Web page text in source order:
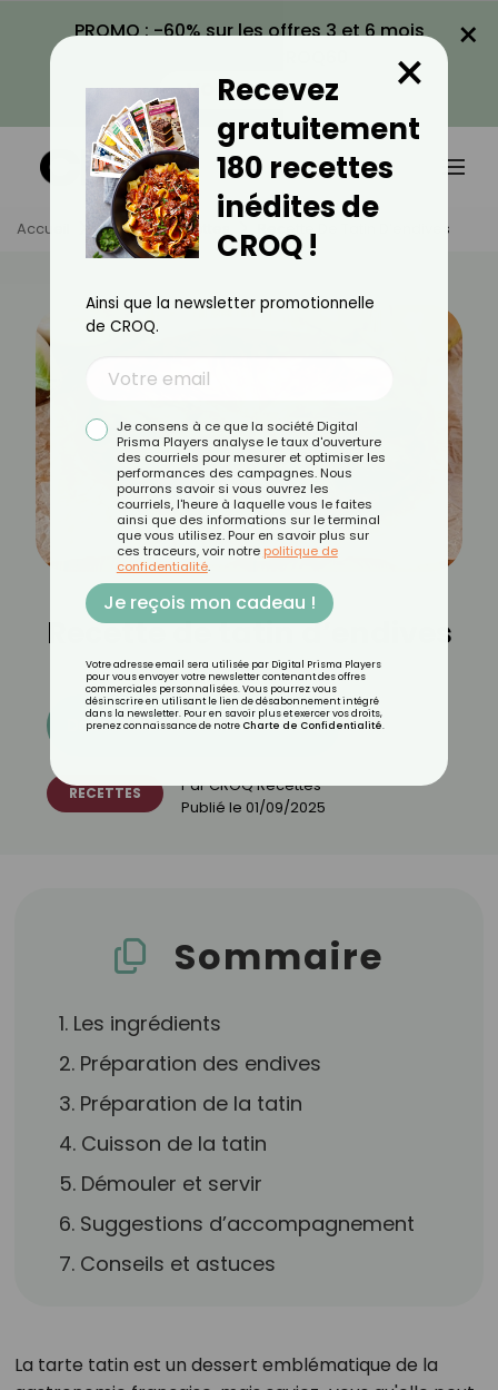
PROMO : -60% sur les offres 3 et 6 mois
VOIR LA PROMO
×
Accueil Actus Recettes Recette De Tatin D’endives
Recette de tatin d’endives
Découvrez les 11 menus CROQ
RECETTES ParCROQ Recettes
Publié le 01/09/2025
Sommaire
1. Les ingrédients
2. Préparation des endives
3. Préparation de la tatin
4. Cuisson de la tatin
5. Démouler et servir
6. Suggestions d’accompagnement
7. Conseils et astuces
La tarte tatin est un dessert emblématique de la
Recevez
gratuitement
180 recettes
inédites de
CROQ !
×
Ainsi que la newsletter promotionnelle
de CROQ.
Je consens à ce que la société Digital
Prisma Players analyse le taux d'ouverture
des courriels pour mesurer et optimiser les
performances des campagnes. Nous
pourrons savoir si vous ouvrez les
courriels, l'heure à laquelle vous le faites
ainsi que des informations sur le terminal
que vous utilisez. Pour en savoir plus sur
ces traceurs, voir notre politique de
confidentialité.
Je reçois mon cadeau !
Votre adresse email sera utilisée par Digital Prisma Players
pour vous envoyer votre newsletter contenant des offres
commerciales personnalisées. Vous pourrez vous
désinscrire en utilisant le lien de désabonnement intégré
dans la newsletter. Pour en savoir plus et exercer vos droits,
prenez connaissance de notre Charte de Confidentialité.